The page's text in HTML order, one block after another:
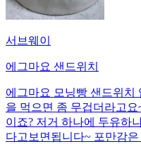
서브웨이
에그마요 샌드위치
에그마요 모닝빵 샌드위치
을 먹으면 좀 무겁더라고
이죠? 저거 하나에 두유하
다고보면됩니다~ 포만감